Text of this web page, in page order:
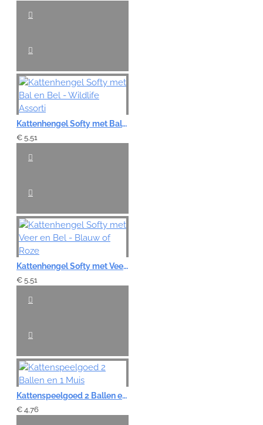
Kattenhengel Softy met Bal en Bel - Wildlife Assorti
€ 5,51
Kattenhengel Softy met Veer en Bel - Blauw of Roze
€ 5,51
Kattenspeelgoed 2 Ballen en 1 Muis
€ 4,76